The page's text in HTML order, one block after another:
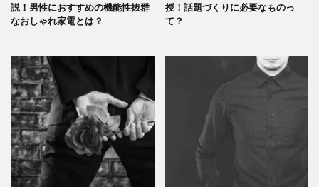
説！男性におすすめの機能性抜群
なおしゃれ家電とは？
授！話題づくりに必要なものっ
て？